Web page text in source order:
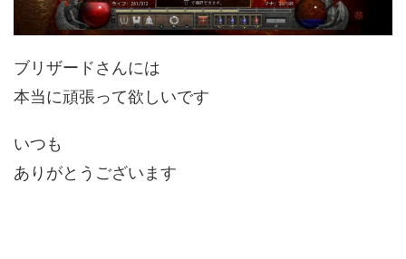
ブリザードさんには
本当に頑張って欲しいです
いつも
ありがとうございます